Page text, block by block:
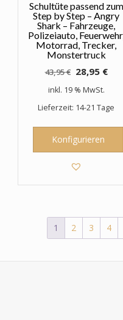
Schultüte passend zum
Step by Step – Angry
Shark – Fahrzeuge,
Polizeiauto, Feuerwehr,
Motorrad, Trecker,
Monstertruck
43,95€
43,95 €
28,95 €
inkl. 19 % MwSt.
Lieferzeit: 14-21 Tage
Konfigurieren
1 2 3 4